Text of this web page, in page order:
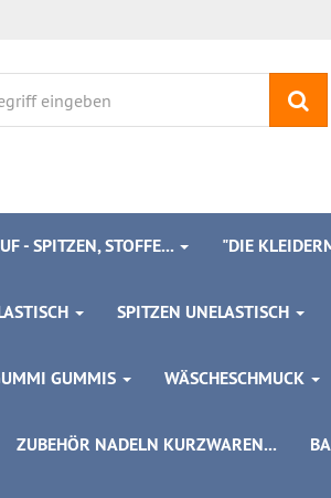
- SPITZEN, STOFFE... "DIE
SPITZEN UNELASTISCH
GUMMIS WÄSCHESCHMUCK
ZUBEHÖR NADELN KURZWAREN...